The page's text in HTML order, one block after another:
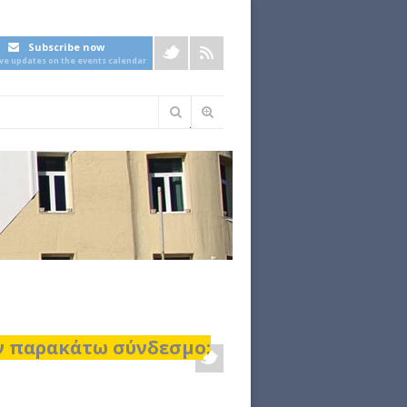
Subscribe now
updates on the events calendar
Φόρμα
παρακάτω σύνδεσμο: